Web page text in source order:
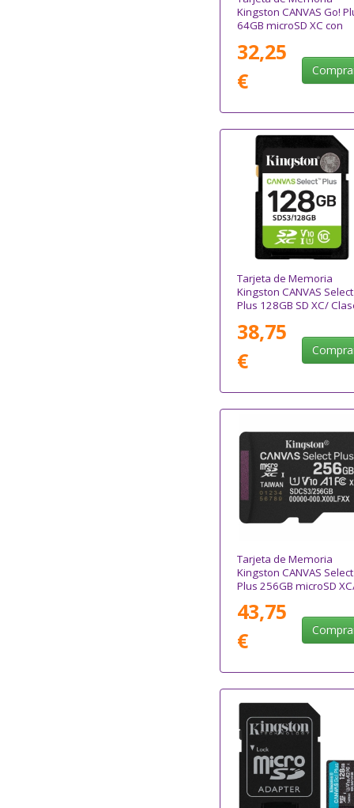
Kingston CANVAS Go!
64GB microSD XC con
200MBs
32,25
€
Tarjeta de Memoria
Kingston CANVAS Select
Plus 128GB SD XC/
38,75
€
Tarjeta de Memoria
Kingston CANVAS Select
Plus 256GB microSD
43,75
€